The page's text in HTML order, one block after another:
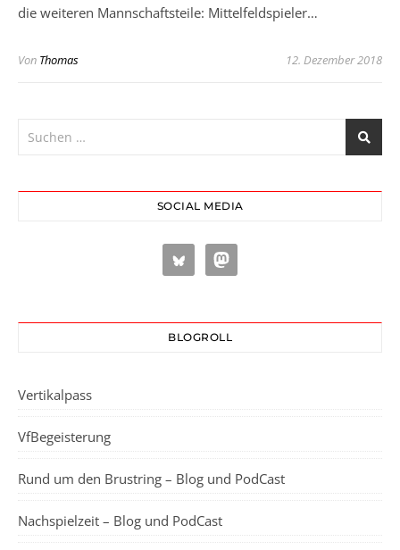
die weiteren Mannschaftsteile: Mittelfeldspieler…
Von Thomas 12. Dezember 2018
SOCIAL MEDIA
BLOGROLL
Vertikalpass
VfBegeisterung
Rund um den Brustring – Blog und PodCast
Nachspielzeit – Blog und PodCast